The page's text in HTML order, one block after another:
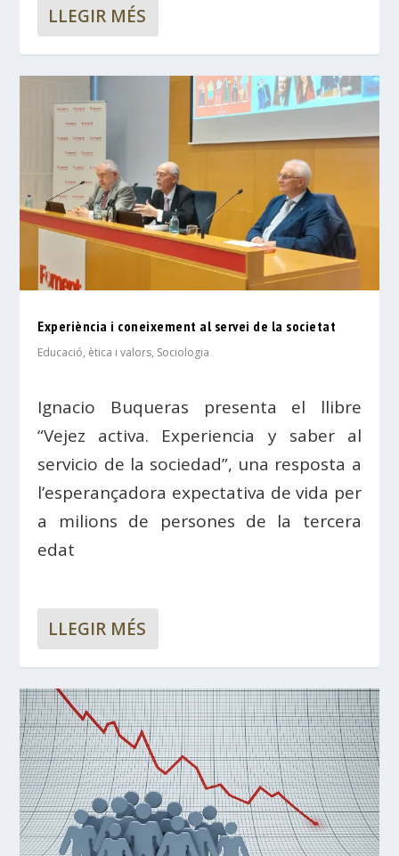
LLEGIR MÉS
Experiència i coneixement al servei de la societat
Educació, ètica i valors, Sociologia
Ignacio Buqueras presenta el llibre
“Vejez activa. Experiencia y saber al
servicio de la sociedad”, una resposta a
l’esperançadora expectativa de vida per
a milions de persones de la tercera
edat
LLEGIR MÉS